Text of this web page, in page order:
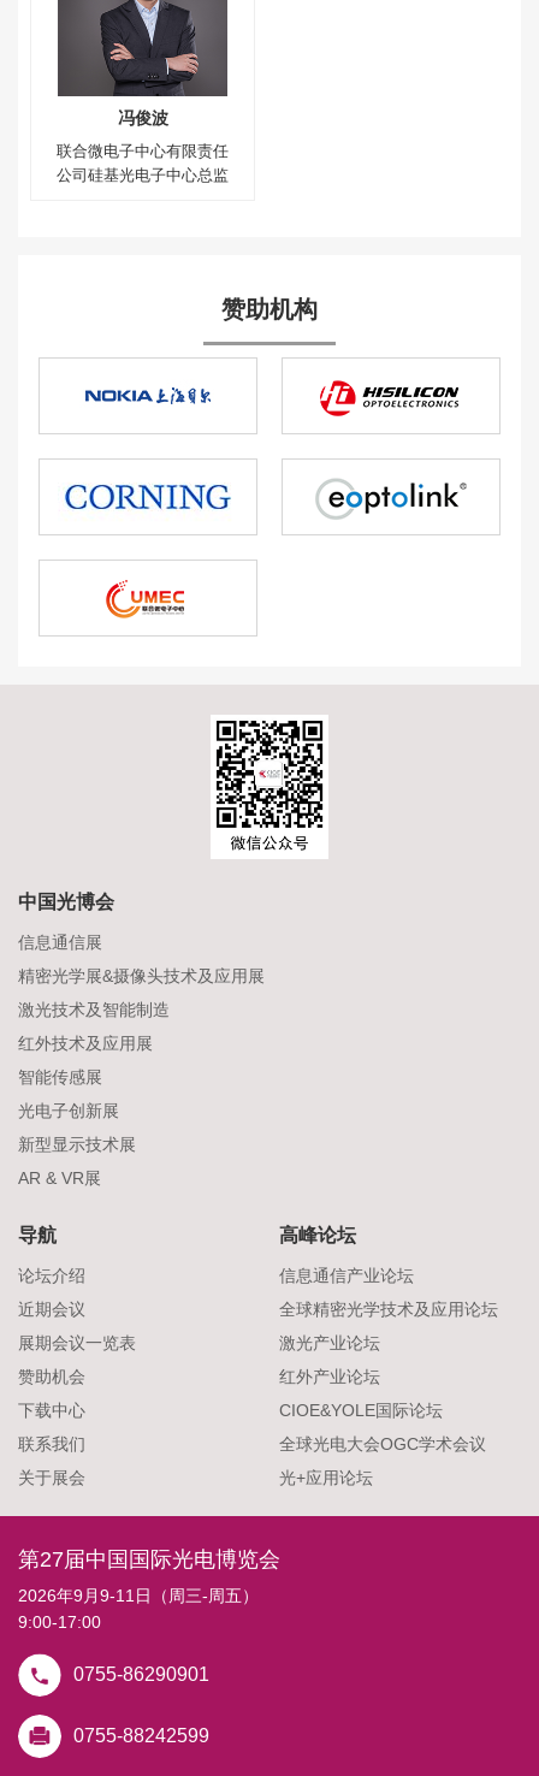
冯俊波
联合微电子中心有限责任
公司硅基光电子中心总监
赞助机构
中国光博会
信息通信展
精密光学展&摄像头技术及应用展
激光技术及智能制造
红外技术及应用展
智能传感展
光电子创新展
新型显示技术展
AR & VR展
导航
论坛介绍
近期会议
展期会议一览表
赞助机会
下载中心
联系我们
关于展会
高峰论坛
信息通信产业论坛
全球精密光学技术及应用论坛
激光产业论坛
红外产业论坛
CIOE&YOLE国际论坛
全球光电大会OGC学术会议
光+应用论坛
第27届中国国际光电博览会
2026年9月9-11日（周三-周五）
9:00-17:00
0755-86290901
0755-88242599